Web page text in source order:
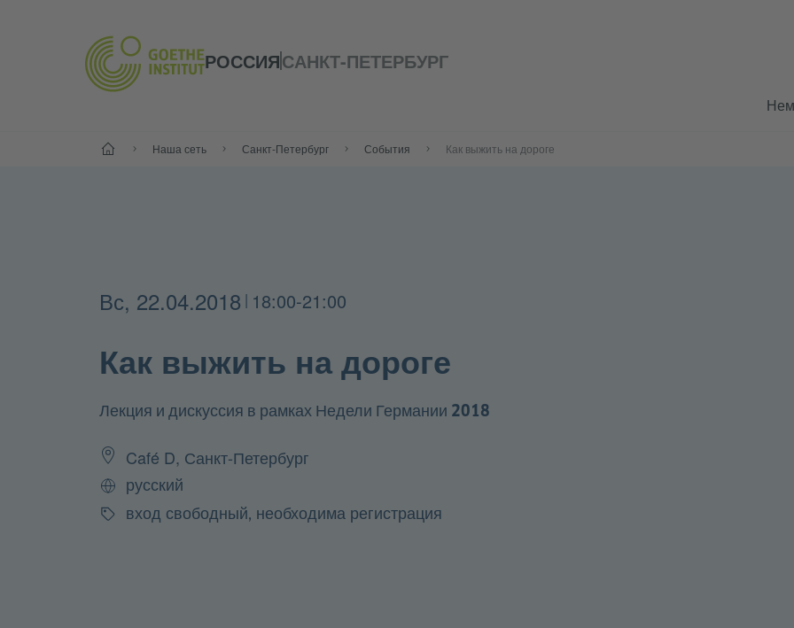
РОССИЯСАНКТ-ПЕТЕРБУРГ
Старт Наша сеть Санкт-Петербург События Как выжить на дороге
Вс, 22.04.2018 18:00-21:00
Как выжить на дороге
Лекция и дискуссия в рамках Недели Германии 2018
Café D, Санкт-Петербург
Язык
русский
Стоимость
вход свободный, необходима регистрация